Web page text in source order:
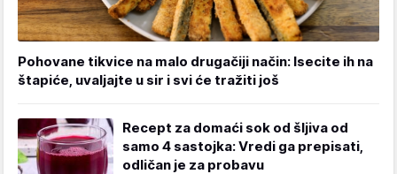
Pohovane tikvice na malo drugačiji način: Isecite ih na
štapiće, uvaljajte u sir i svi će tražiti još
Recept za domaći sok od šljiva od
samo 4 sastojka: Vredi ga prepisati,
odličan je za probavu